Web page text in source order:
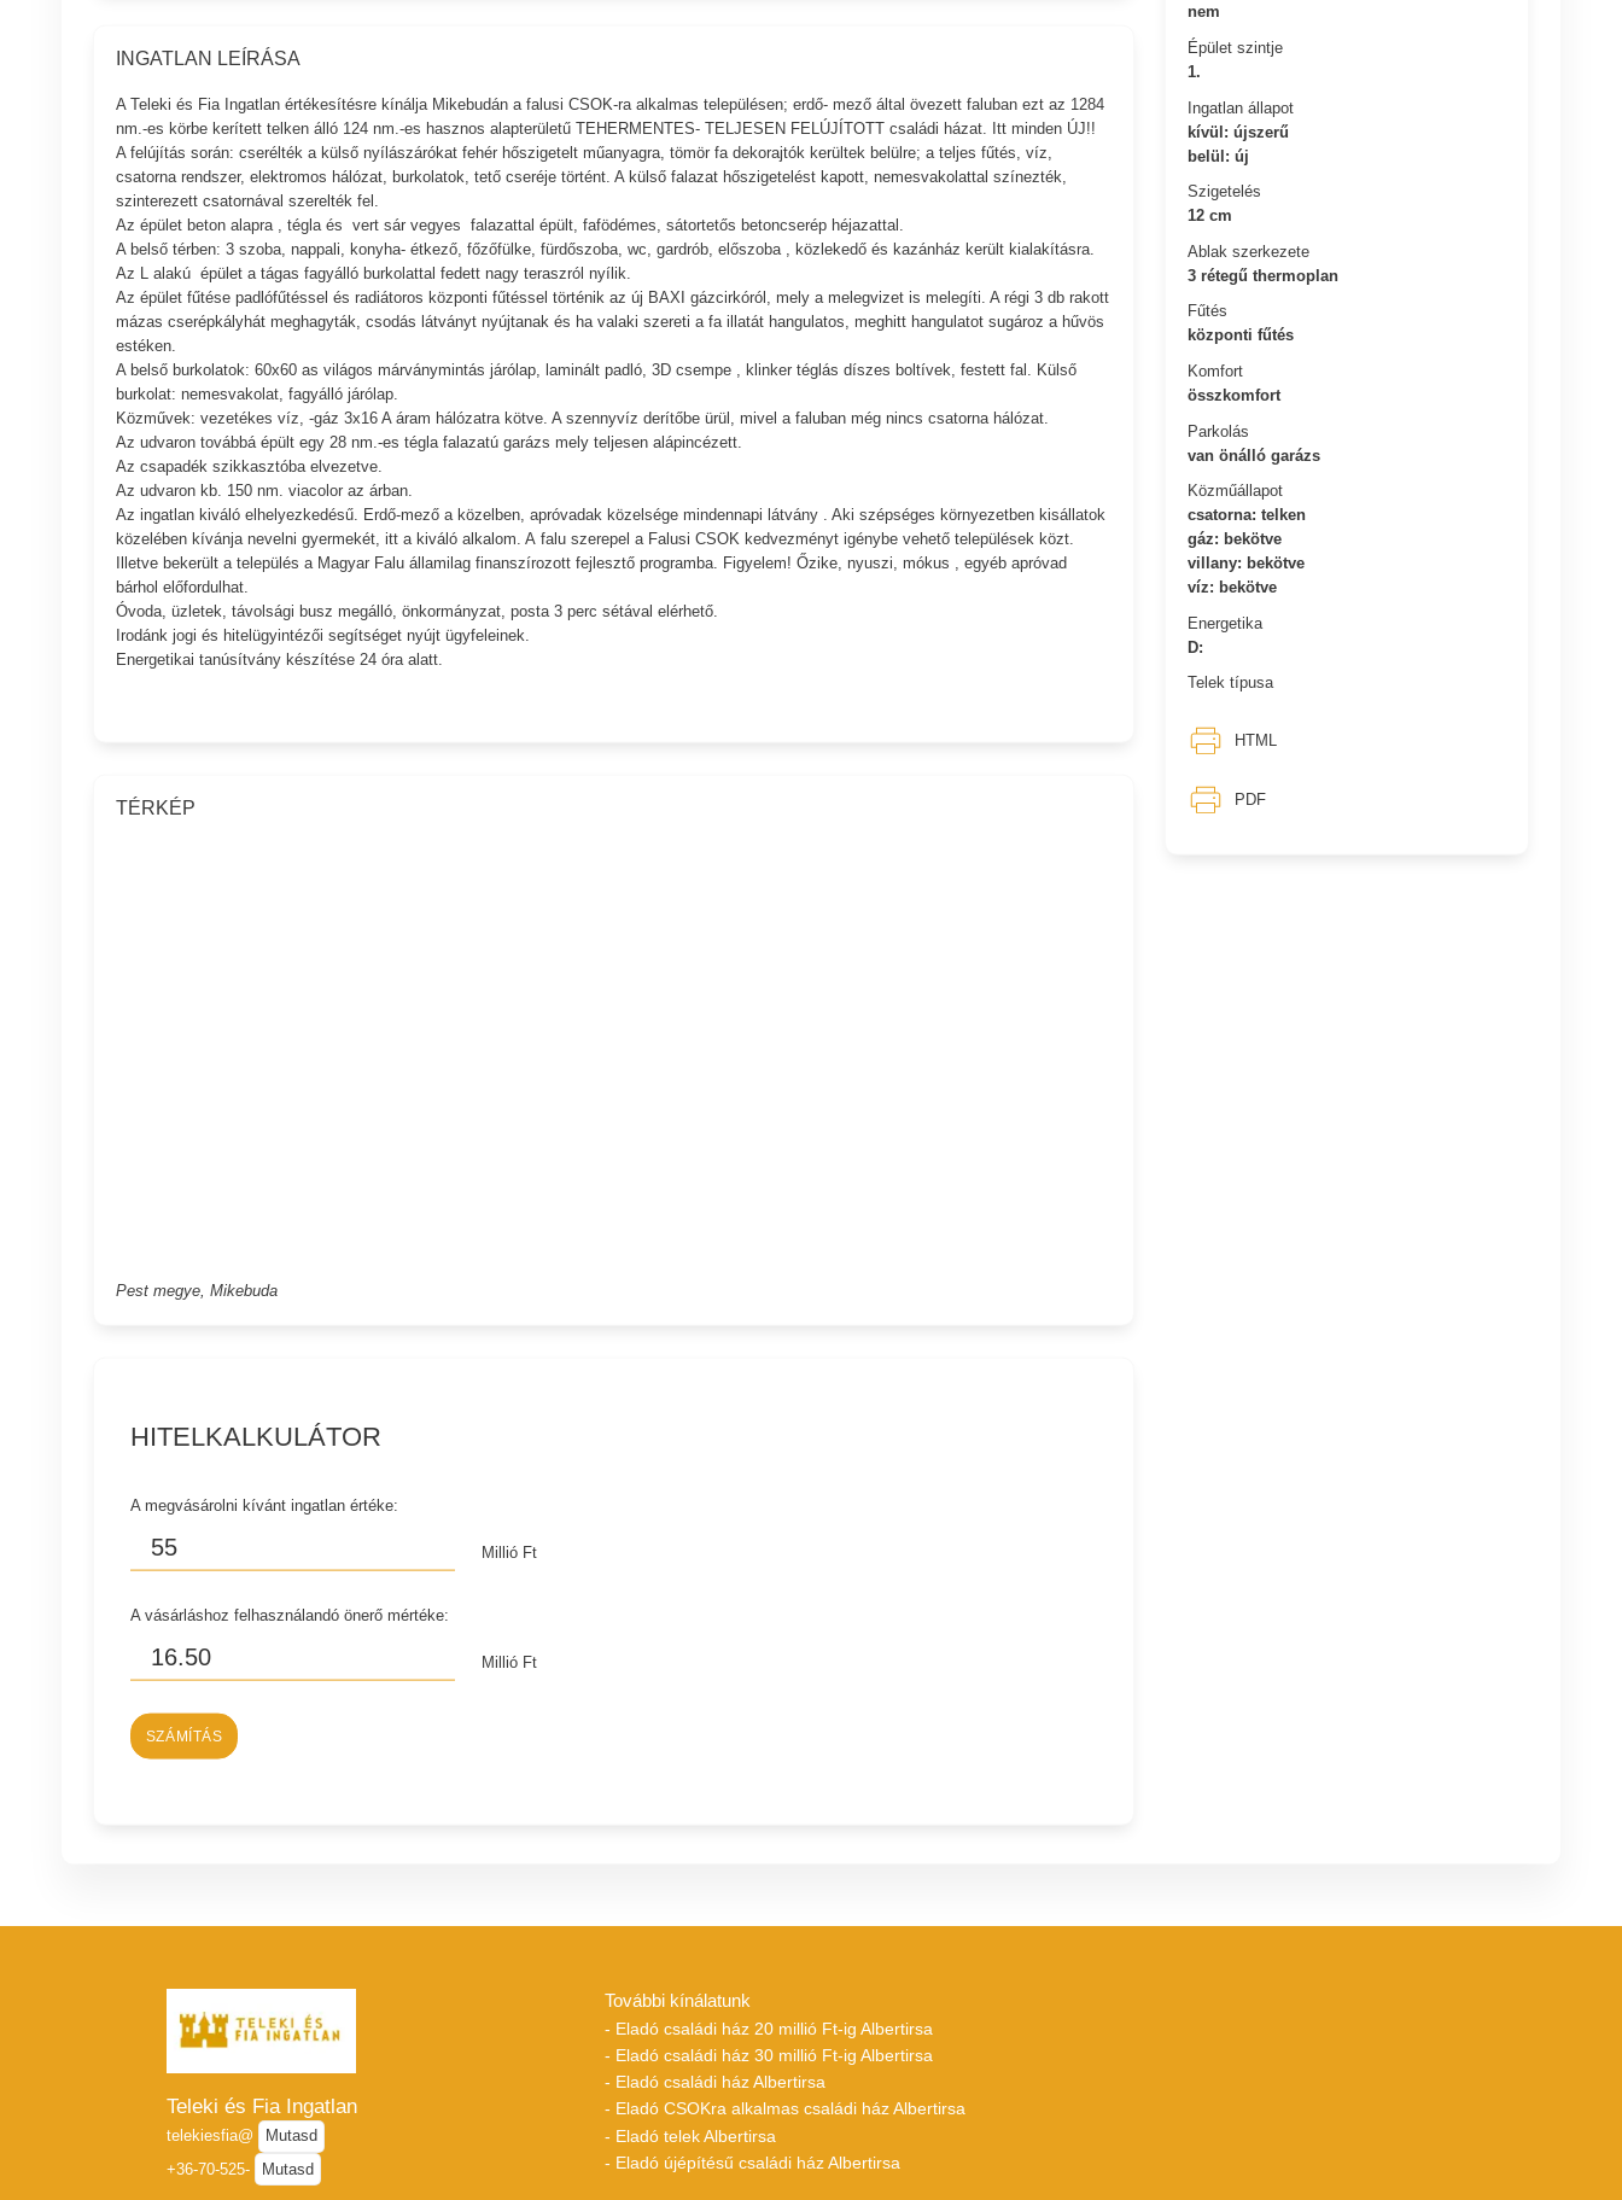
nem
Épület szintje
1.
Ingatlan állapot
kívül: újszerű
belül: új
Szigetelés
12 cm
Ablak szerkezete
3 rétegű thermoplan
Fűtés
központi fűtés
Komfort
összkomfort
Parkolás
van önálló garázs
Közműállapot
csatorna: telken
gáz: bekötve
villany: bekötve
víz: bekötve
Energetika
D:
Telek típusa
HTML
PDF
INGATLAN LEÍRÁSA
A Teleki és Fia Ingatlan értékesítésre kínálja Mikebudán a falusi CSOK-ra alkalmas településen; erdő- mező által övezett faluban ezt az 1284
nm.-es körbe kerített telken álló 124 nm.-es hasznos alapterületű TEHERMENTES- TELJESEN FELÚJÍTOTT családi házat. Itt minden ÚJ!!
A felújítás során: cserélték a külső nyílászárókat fehér hőszigetelt műanyagra, tömör fa dekorajtók kerültek belülre; a teljes fűtés, víz,
csatorna rendszer, elektromos hálózat, burkolatok, tető cseréje történt. A külső falazat hőszigetelést kapott, nemesvakolattal színezték,
szinterezett csatornával szerelték fel.
Az épület beton alapra , tégla és vert sár vegyes falazattal épült, fafödémes, sátortetős betoncserép héjazattal.
A belső térben: 3 szoba, nappali, konyha- étkező, főzőfülke, fürdőszoba, wc, gardrób, előszoba , közlekedő és kazánház került kialakításra.
Az L alakú épület a tágas fagyálló burkolattal fedett nagy teraszról nyílik.
Az épület fűtése padlófűtéssel és radiátoros központi fűtéssel történik az új BAXI gázcirkóról, mely a melegvizet is melegíti. A régi 3 db rakott
mázas cserépkályhát meghagyták, csodás látványt nyújtanak és ha valaki szereti a fa illatát hangulatos, meghitt hangulatot sugároz a hűvös
estéken.
A belső burkolatok: 60x60 as világos márványmintás járólap, laminált padló, 3D csempe , klinker téglás díszes boltívek, festett fal. Külső
burkolat: nemesvakolat, fagyálló járólap.
Közművek: vezetékes víz, -gáz 3x16 A áram hálózatra kötve. A szennyvíz derítőbe ürül, mivel a faluban még nincs csatorna hálózat.
Az udvaron továbbá épült egy 28 nm.-es tégla falazatú garázs mely teljesen alápincézett.
Az csapadék szikkasztóba elvezetve.
Az udvaron kb. 150 nm. viacolor az árban.
Az ingatlan kiváló elhelyezkedésű. Erdő-mező a közelben, apróvadak közelsége mindennapi látvány . Aki szépséges környezetben kisállatok
közelében kívánja nevelni gyermekét, itt a kiváló alkalom. A falu szerepel a Falusi CSOK kedvezményt igénybe vehető települések közt.
Illetve bekerült a település a Magyar Falu államilag finanszírozott fejlesztő programba. Figyelem! Őzike, nyuszi, mókus , egyéb apróvad
bárhol előfordulhat.
Óvoda, üzletek, távolsági busz megálló, önkormányzat, posta 3 perc sétával elérhető.
Irodánk jogi és hitelügyintézői segítséget nyújt ügyfeleinek.
Energetikai tanúsítvány készítése 24 óra alatt.
TÉRKÉP
Pest megye, Mikebuda
HITELKALKULÁTOR
A megvásárolni kívánt ingatlan értéke:
Millió Ft
A vásárláshoz felhasználandó önerő mértéke:
Millió Ft
SZÁMÍTÁS
Teleki és Fia Ingatlan
telekiesfia@
Mutasd
+36-70-525-
Mutasd
További kínálatunk
- Eladó családi ház 20 millió Ft-ig Albertirsa
- Eladó családi ház 30 millió Ft-ig Albertirsa
- Eladó családi ház Albertirsa
- Eladó CSOKra alkalmas családi ház Albertirsa
- Eladó telek Albertirsa
- Eladó újépítésű családi ház Albertirsa